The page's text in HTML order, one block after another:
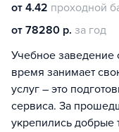
от 4.42 проходной
от 78280 р. за год
Учебное заведение
время занимает
услуг – это
сервиса. За
укрепились добрые